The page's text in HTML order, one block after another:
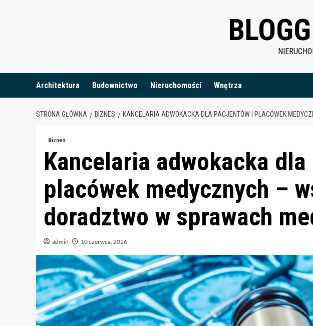
Architektura Budownictwo Nieruchomości Wnętrza
STRONA GŁÓWNA BIZNES KANCELARIA ADWOKACKA DLA PACJENTÓW I PLACÓWEK
Biznes
Kancelaria adwokacka
placówek medycznych –
doradztwo w sprawach
admin 10 czerwca, 2026